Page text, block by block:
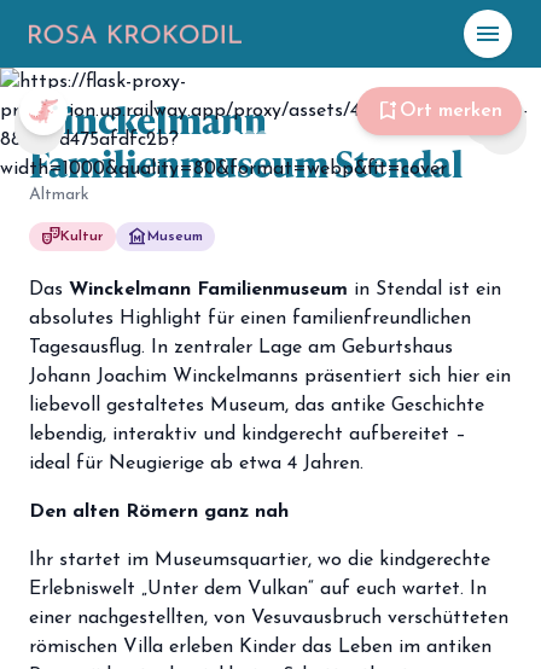
menu
☀️ Heute
Plane mit Kroki
celebration
hiking Abenteuer
hotel Unterkünfte
menu_book Guides
map Karte
storefront Shop
loyalty Mitgliedschaft
chevron_left chevron_right
bookmark_add Ort merken
Winckelmann
Familienmuseum Stendal
Altmark
theater_comedyKultur museum Museum
share
Das Winckelmann Familienmuseum in Stendal ist ein
absolutes Highlight für einen familienfreundlichen
Tagesausflug. In zentraler Lage am Geburtshaus
Johann Joachim Winckelmanns präsentiert sich hier ein
liebevoll gestaltetes Museum, das antike Geschichte
lebendig, interaktiv und kindgerecht aufbereitet –
ideal für Neugierige ab etwa 4 Jahren.
Den alten Römern ganz nah
Ihr startet im Museumsquartier, wo die kindgerechte
Erlebniswelt „Unter dem Vulkan“ auf euch wartet. In
einer nachgestellten, von Vesuvausbruch verschütteten
römischen Villa erleben Kinder das Leben im antiken